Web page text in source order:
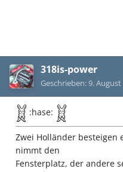
318is-power
Geschrieben:9. August
:hase:
Zwei Holländer besteigen
nimmt den
Fensterplatz, der andere